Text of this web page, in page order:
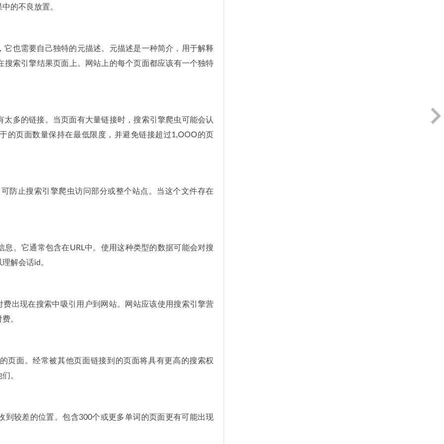
的不良放置。
也需要自己独特的元描述。元描述是一种简介，用于解释
索引擎结果页面上。网站上的每个页面都应该有一个独特
多的链接。当页面有大量链接时，搜索引擎爬虫可能会认
的页面数量保持在最低限度，并避免链接超过1,OOO的页
防止搜索引擎爬虫访问部分或整个站点。当这个文件存在
。它通常包含在URL中。使用这种类型的数据可能会对搜
解会话id。
费出现在搜索中吸引用户到网站。网站应该使用搜索引擎营
。
页面。经常被其他页面链接到的页面将具有更高的搜索权
。
到较差的位置。包含300个或更多单词的页面更有可能出现